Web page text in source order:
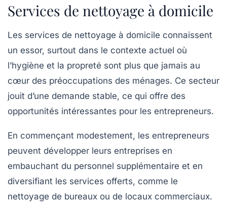
Services de nettoyage à domicile
Les services de nettoyage à domicile connaissent
un essor, surtout dans le contexte actuel où
l’hygiène et la propreté sont plus que jamais au
cœur des préoccupations des ménages. Ce secteur
jouit d’une demande stable, ce qui offre des
opportunités intéressantes pour les entrepreneurs.
En commençant modestement, les entrepreneurs
peuvent développer leurs entreprises en
embauchant du personnel supplémentaire et en
diversifiant les services offerts, comme le
nettoyage de bureaux ou de locaux commerciaux.